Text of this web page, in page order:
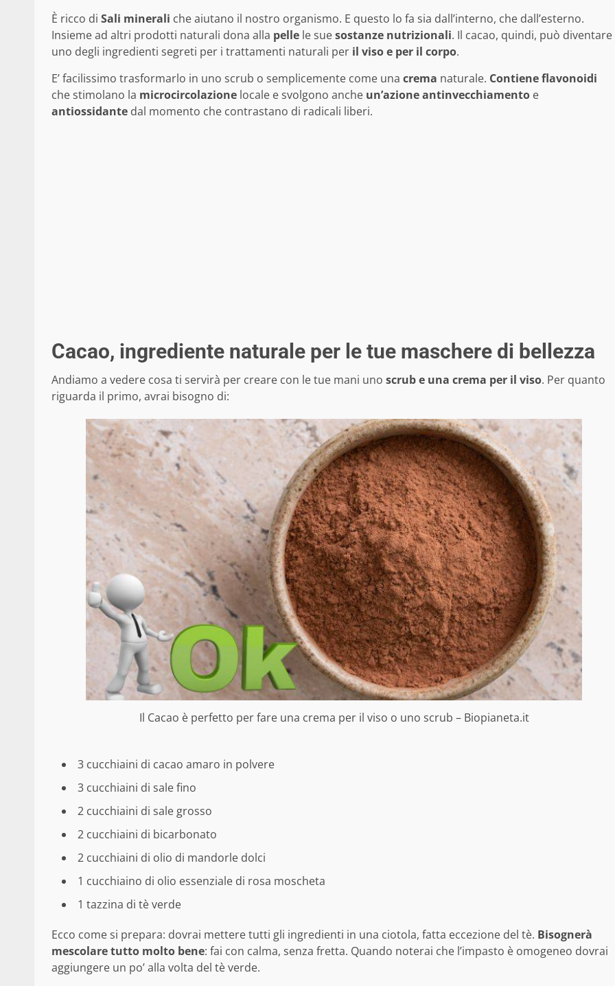
È ricco di Sali minerali che aiutano il nostro organismo. E questo lo fa sia dall’interno, che dall’esterno.
Insieme ad altri prodotti naturali dona alla pelle le suesostanze nutrizionali. Il cacao, quindi, può diventare
uno degli ingredienti segreti per i trattamenti naturali per il viso e per il corpo.
E’ facilissimo trasformarlo in uno scrub o semplicemente come una crema naturale. Contiene flavonoidi
che stimolano la microcircolazione locale e svolgono anche un’azione antinvecchiamento e
antiossidante dal momento che contrastano di radicali liberi.
Cacao, ingrediente naturale per le tue maschere di bellezza
Andiamo a vedere cosa ti servirà per creare con le tue mani uno scrub e una crema per il viso. Per quanto
riguarda il primo, avrai bisogno di:
Il Cacao è perfetto per fare una crema per il viso o uno scrub – Biopianeta.it
3 cucchiaini di cacao amaro in polvere
3 cucchiaini di sale fino
2 cucchiaini di sale grosso
2 cucchiaini di bicarbonato
2 cucchiaini di olio di mandorle dolci
1 cucchiaino di olio essenziale di rosa moscheta
1 tazzina di tè verde
Ecco come si prepara: dovrai mettere tutti gli ingredienti in una ciotola, fatta eccezione del tè. Bisognerà
mescolare tutto molto bene: fai con calma, senza fretta. Quando noterai che l’impasto è omogeneo dovrai
aggiungere un po’ alla volta del tè verde.